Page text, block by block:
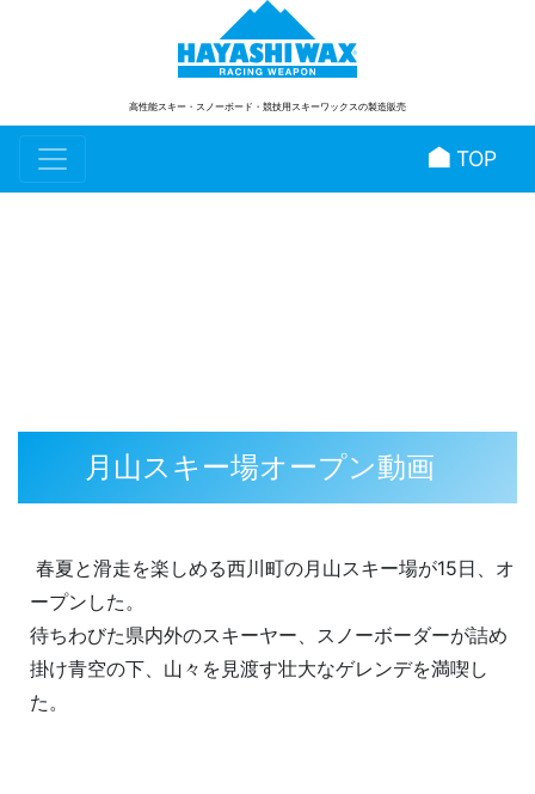
高性能スキー・スノーボード ・競技用スキーワックスの製造販売
TOP
月山スキー場オープン動画
春夏と滑走を楽しめる西川町の月山スキー場が15日、オ
ープンした。
待ちわびた県内外のスキーヤー、スノーボーダーが詰め
掛け青空の下、山々を見渡す壮大なゲレンデを満喫し
た。